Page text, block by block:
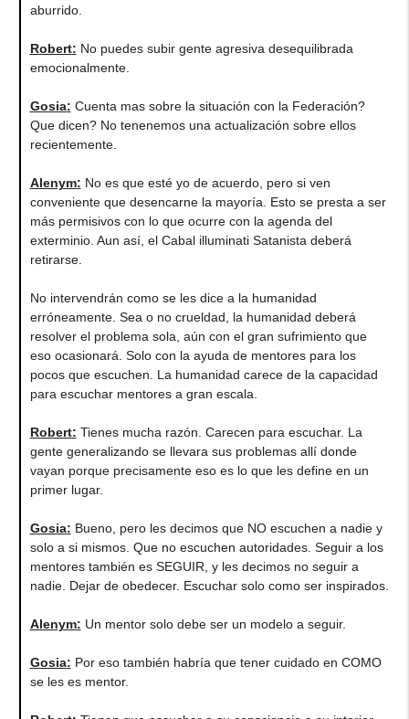
aburrido.
Robert: No puedes subir gente agresiva desequilibrada
emocionalmente.
Gosia: Cuenta mas sobre la situación con la Federación?
Que dicen? No tenenemos una actualización sobre ellos
recientemente.
Alenym: No es que esté yo de acuerdo, pero si ven
conveniente que desencarne la mayoría. Esto se presta a ser
más permisivos con lo que ocurre con la agenda del
exterminio. Aun así, el Cabal illuminati Satanista deberá
retirarse.
No intervendrán como se les dice a la humanidad
erróneamente. Sea o no crueldad, la humanidad deberá
resolver el problema sola, aún con el gran sufrimiento que
eso ocasionará. Solo con la ayuda de mentores para los
pocos que escuchen. La humanidad carece de la capacidad
para escuchar mentores a gran escala.
Robert: Tienes mucha razón. Carecen para escuchar. La
gente generalizando se llevara sus problemas allí donde
vayan porque precisamente eso es lo que les define en un
primer lugar.
Gosia: Bueno, pero les decimos que NO escuchen a nadie y
solo a si mismos. Que no escuchen autoridades. Seguir a los
mentores también es SEGUIR, y les decimos no seguir a
nadie. Dejar de obedecer. Escuchar solo como ser inspirados.
Alenym: Un mentor solo debe ser un modelo a seguir.
Gosia: Por eso también habría que tener cuidado en COMO
se les es mentor.